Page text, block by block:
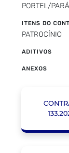
PORTEL/
ITENS DO
PATROCÍNIO
ADITIVOS
ANEXOS